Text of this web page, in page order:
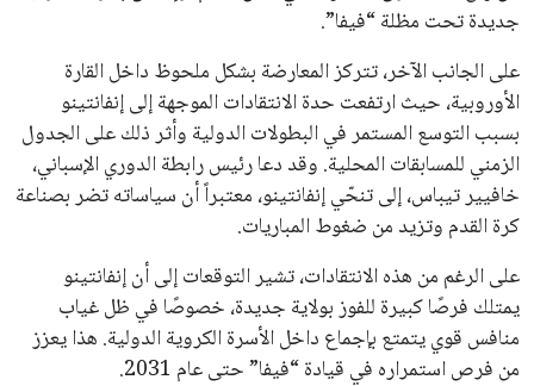
جميع الحقوق محفوظة لموقعنا ايوا مصر